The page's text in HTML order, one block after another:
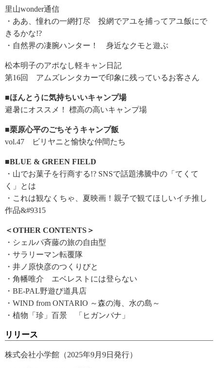
里山wonder通信
・ああ、憧れの一網打尽 投網でアユを捕ってアユ飯にで
きるかな!?
・自然界の凄腕ハンター！ 身近なクモと遊ぶ
松本明子のアポなし軽キャン日記
第16回 アムズレンタカーで印象に残っているお客さん
■ほんとうに気持ちいいキャンプ場
避暑にオススメ！ 標高の高いキャンプ場
■栗原心平のごちそうキャンプ飯
vol.47 ビリヤニと愉快な仲間たち
■BLUE & GREEN FIELD
・山でお菓子を行商する!? SNSで話題沸騰中の「てくて
く」とは
・これは観なくちゃ、夏映画！親子で観てほしいイチ推し
作品&#9315
＜OTHER CONTENTS＞
・シェルパ斉藤の旅の自由型
・サラリーマン転覆隊
・井ノ原快彦のつくりびと
・角幡唯介 エベレストには登らない
・BE-PAL野遊び道具店
・WIND from ONTARIO ～森の海、水の島～
・植物「珍」百景 「ヒガンバナ」
リリース
株式会社小学館（2025年9月9日発行）